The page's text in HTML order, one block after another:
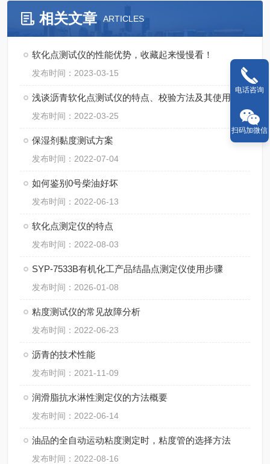
相关文章 ARTICLES
软化点测试仪的性能优势，收藏起来慢慢看！
发布时间：2023-03-15
浅谈沥青软化点测试仪的特点、校验方法及其使用步骤
发布时间：2022-03-25
保湿剂黏度测试方案
发布时间：2022-07-04
如何鉴别0号柴油好坏
发布时间：2022-06-13
软化点测定仪的特点
发布时间：2022-08-03
SYP-7533B有机化工产品结晶点测定仪使用步骤
发布时间：2026-01-08
粘度测试仪的常见故障分析
发布时间：2022-06-23
沥青的技术性能
发布时间：2021-11-09
润滑脂抗水淋性测定仪的方法概要
发布时间：2022-06-14
油品的全自动运动粘度测定时，粘度管的选择方法
发布时间：2022-08-16
电话咨询
扫码加微信